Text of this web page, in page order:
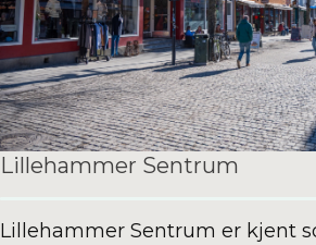
Lillehammer Sentrum
Lillehammer Sentrum er kjent